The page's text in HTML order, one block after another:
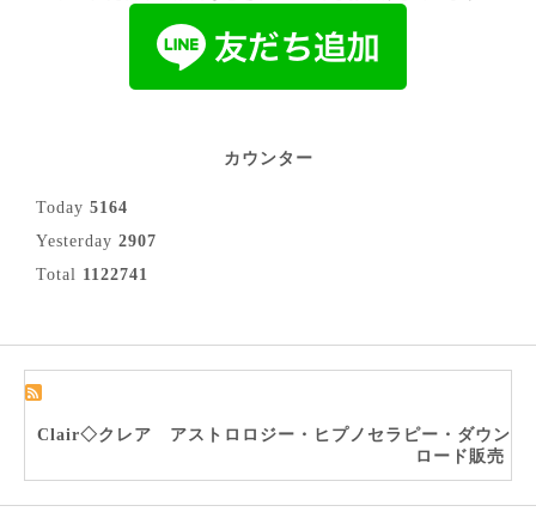
カウンター
Today 5164
Yesterday 2907
Total 1122741
Clair◇クレア アストロロジー・ヒプノセラピー・ダウン
ロード販売